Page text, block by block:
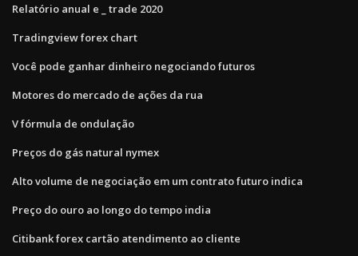
Relatório anual e _ trade 2020
Tradingview forex chart
Você pode ganhar dinheiro negociando futuros
Motores do mercado de ações da rua
V fórmula de ondulação
Preços do gás natural nymex
Alto volume de negociação em um contrato futuro indica
Preço do ouro ao longo do tempo india
Citibank forex cartão atendimento ao cliente